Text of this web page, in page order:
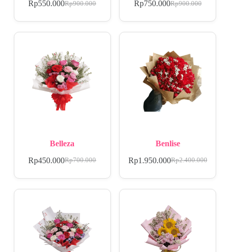
Rp900.000
Rp550.000 Rp900.000
Rp750.000
Belleza
Rp700.000
Rp450.000
Benlise
Rp2.400.000
Rp1.950.000